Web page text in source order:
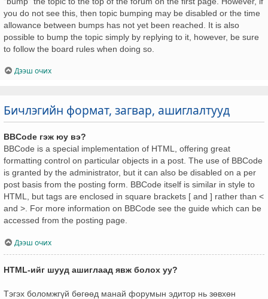
you do not see this, then topic bumping may be disabled or the time
allowance between bumps has not yet been reached. It is also
possible to bump the topic simply by replying to it, however, be sure
to follow the board rules when doing so.
Дээш очих
Бичлэгийн формат, загвар, ашиглалтууд
BBCode гэж юу вэ?
BBCode is a special implementation of HTML, offering great
formatting control on particular objects in a post. The use of BBCode
is granted by the administrator, but it can also be disabled on a per
post basis from the posting form. BBCode itself is similar in style to
HTML, but tags are enclosed in square brackets [ and ] rather than <
and >. For more information on BBCode see the guide which can be
accessed from the posting page.
Дээш очих
HTML-ийг шууд ашиглаад явж болох уу?
Тэгэх боломжгүй бөгөөд манай форумын эдитор нь зөвхөн